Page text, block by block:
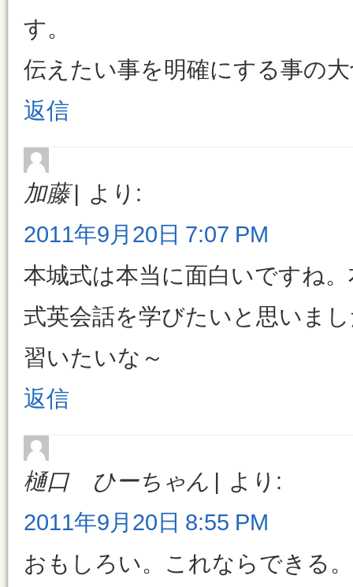
す。
伝えたい事を明確にする事の
返信
加藤
より:
2011年9月20日 7:07 PM
本城式は本当に面白いですね
式英会話を学びたいと思いま
習いたいな～
返信
樋口 ひーちゃん
より:
2011年9月20日 8:55 PM
おもしろい。これならできる